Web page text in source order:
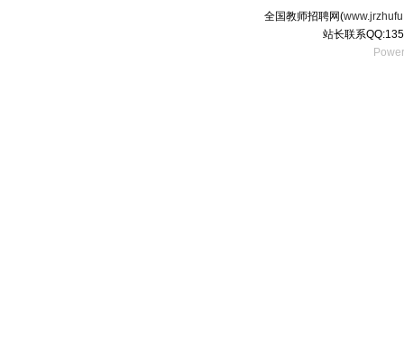
全国教师招聘网(
站长联系